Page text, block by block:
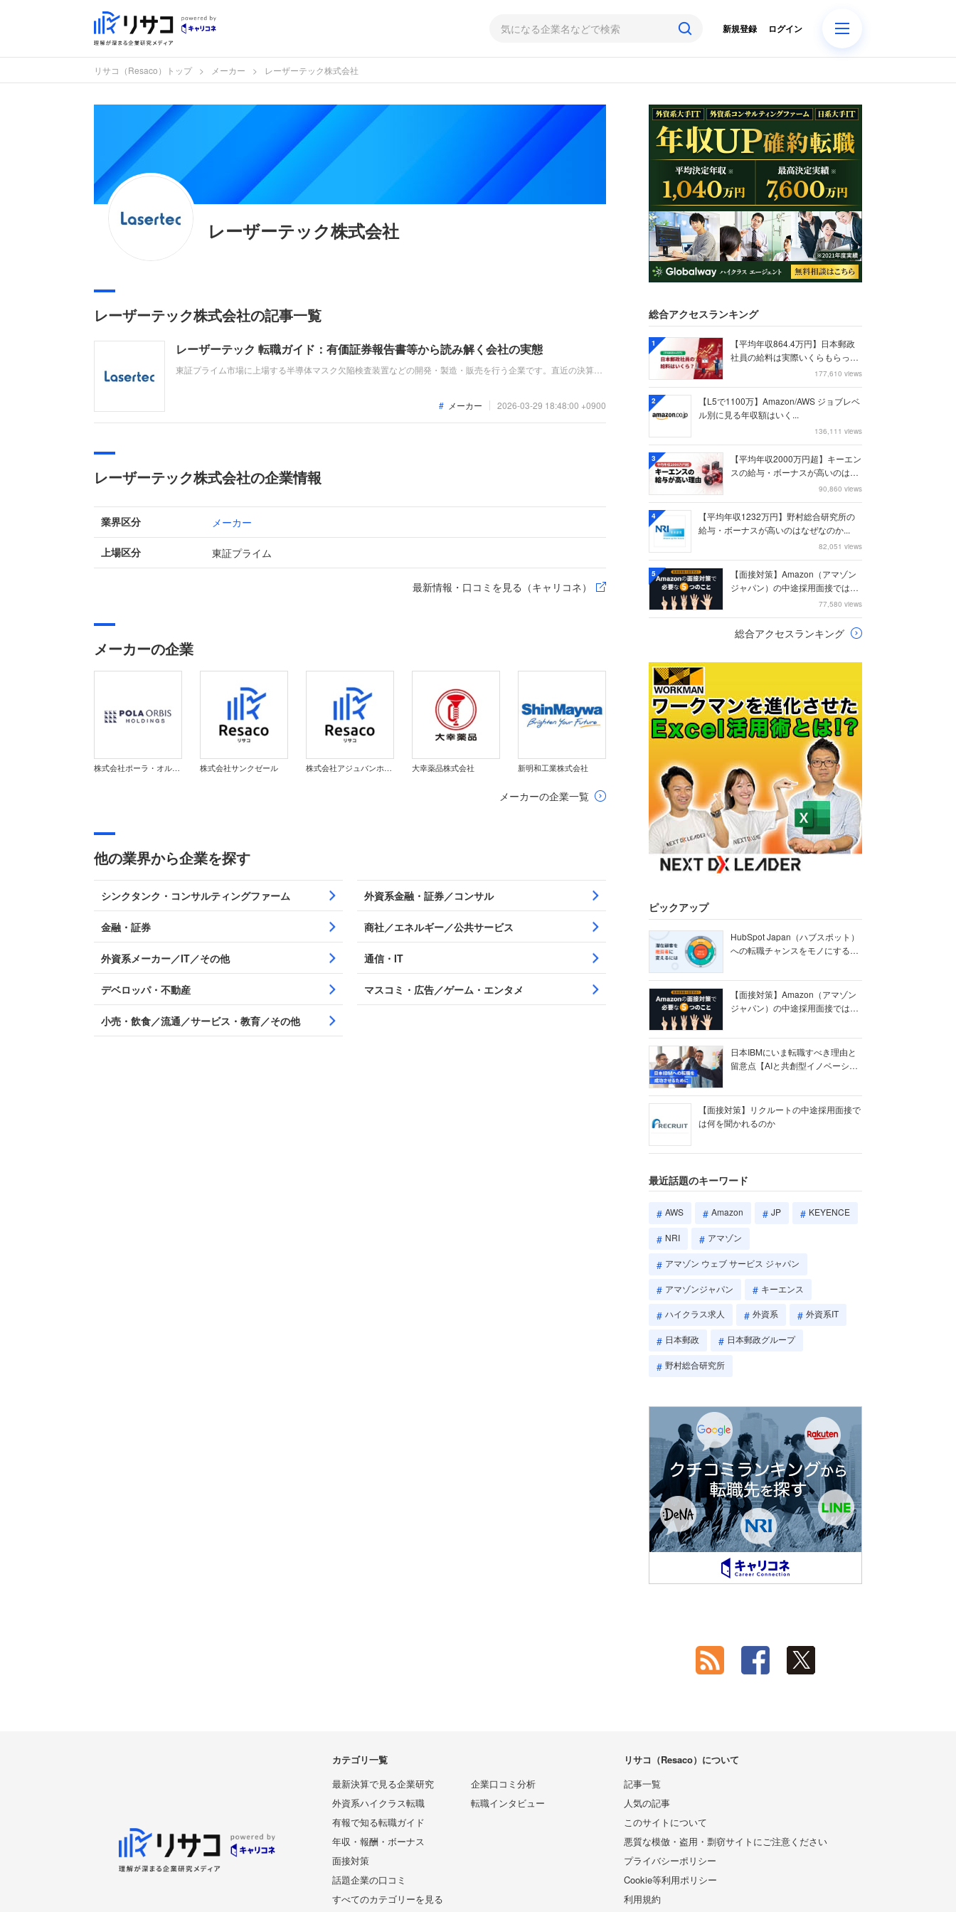
ログイン
新規登録
リサコ（Resaco）トップ メーカー レーザーテック株式会社
レーザーテック株式会社
レーザーテック株式会社の記事一覧
レーザーテック 転職ガイド：有価証券報告書等から読み解く会社の実態
東証プライム市場に上場する半導体マスク欠陥検査装置などの開発・製造・販売を行う企業です。直近の決算で
メーカー 2026-03-29 18:48:00 +0900
レーザーテック株式会社の企業情報
業界区分 メーカー
上場区分 東証プライム
最新情報・口コミを見る（キャリコネ）
メーカーの企業
株式会社ポーラ・オルビスホールディングス 株式会社サンクゼール 株式会社アジュバンホールディングス 大幸薬品株式会社 新明和工業株式会社
メーカーの企業一覧
他の業界から企業を探す
シンクタンク・コンサルティングファーム 外資系金融・証券／コンサル
金融・証券 商社／エネルギー／公共サービス
外資系メーカー／IT／その他 通信・IT
デベロッパ・不動産 マスコミ・広告／ゲーム・エンタメ
小売・飲食／流通／サービス・教育／その他
総合アクセスランキング
1
【平均年収864.4万円】日本郵政
社員の給料は実際いくらもらって
177,610 views
2
【L5で1100万】Amazon/AWS ジョブレベ
ル別に見る年収額はいく...
136,111 views
3
【平均年収2000万円超】キーエン
スの給与・ボーナスが高いのはな
90,860 views
4
【平均年収1232万円】野村総合研究所の
給与・ボーナスが高いのはなぜなのか...
82,051 views
5
【面接対策】Amazon（アマゾン
ジャパン）の中途採用面接では何
77,580 views
総合アクセスランキング
ピックアップ
HubSpot Japan（ハブスポット）
への転職チャンスをモノにする
【面接対策】Amazon（アマゾン
ジャパン）の中途採用面接では何
日本IBMにいま転職すべき理由と
留意点【AIと共創型イノベーショ
【面接対策】リクルートの中途採用面接で
は何を聞かれるのか
最近話題のキーワード
AWS Amazon JP KEYENCE
NRI アマゾン
アマゾン ウェブ サービス ジャパン
アマゾンジャパン キーエンス
ハイクラス求人 外資系 外資系IT
日本郵政 日本郵政グループ
野村総合研究所
カテゴリ一覧
最新決算で見る企業研究
外資系ハイクラス転職
有報で知る転職ガイド
年収・報酬・ボーナス
面接対策
話題企業の口コミ
企業口コミ分析
転職インタビュー
すべてのカテゴリーを見る
リサコ（Resaco）について
記事一覧
人気の記事
このサイトについて
悪質な模倣・盗用・剽窃サイトにご注意ください
プライバシーポリシー
Cookie等利用ポリシー
利用規約